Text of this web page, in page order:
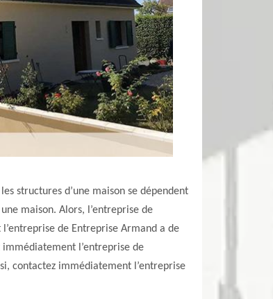
structures d’une maison se dépendent
maison. Alors, l’entreprise de
de Entreprise Armand a de
l’entreprise de
contactez immédiatement l’entreprise